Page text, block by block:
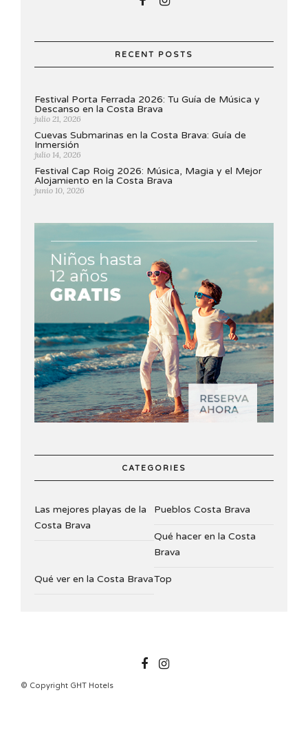
RECENT POSTS
Festival Porta Ferrada 2026: Tu Guía de Música y
Descanso en la Costa Brava
julio 21, 2026
Cuevas Submarinas en la Costa Brava: Guía de
Inmersión
julio 14, 2026
Festival Cap Roig 2026: Música, Magia y el Mejor
Alojamiento en la Costa Brava
junio 10, 2026
CATEGORIES
Las mejores playas de la
Costa Brava
Pueblos Costa Brava
Qué hacer en la Costa
Brava
Qué ver en la Costa BravaTop
© Copyright GHT Hotels